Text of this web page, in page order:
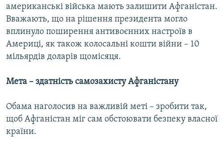
американські війська мають залишити Афганістан.
Вважають, що на рішення президента могло
вплинуло поширення антивоєнних настроїв в
Америці, як також колосальні кошти війни – 10
мільярдів доларів щомісяця.
Мета – здатність самозахисту Афганістану
Обама наголосив на важливій меті – зробити так,
щоб Афганістан міг сам обстоювати безпеку власної
країни.